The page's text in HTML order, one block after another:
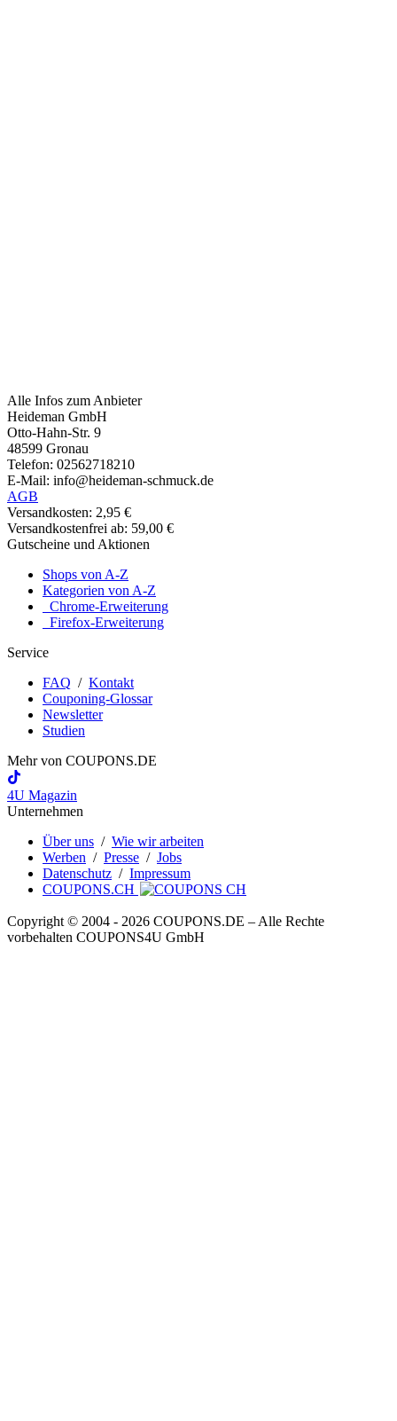
Alle Infos zum Anbieter
Heideman GmbH
Otto-Hahn-Str. 9
48599 Gronau
Telefon: 02562718210
E-Mail: info@heideman-schmuck.de
AGB
Versandkosten: 2,95 €
Versandkostenfrei ab: 59,00 €
Gutscheine und Aktionen
Shops von A-Z
Kategorien von A-Z
Chrome-Erweiterung
Firefox-Erweiterung
Service
FAQ / Kontakt
Couponing-Glossar
Newsletter
Studien
Mehr von COUPONS.DE
4U Magazin
Unternehmen
Über uns / Wie wir arbeiten
Werben / Presse / Jobs
Datenschutz / Impressum
COUPONS.CH
Copyright © 2004 ‐ 2026 COUPONS.DE – Alle Rechte
vorbehalten COUPONS4U GmbH